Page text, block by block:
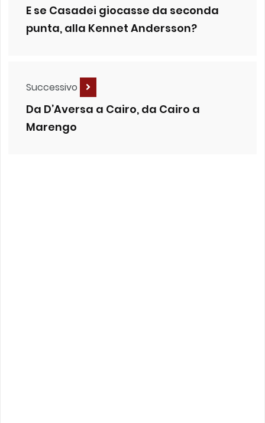
E se Casadei giocasse da seconda
punta, alla Kennet Andersson?
Successivo
Da D’Aversa a Cairo, da Cairo a
Marengo